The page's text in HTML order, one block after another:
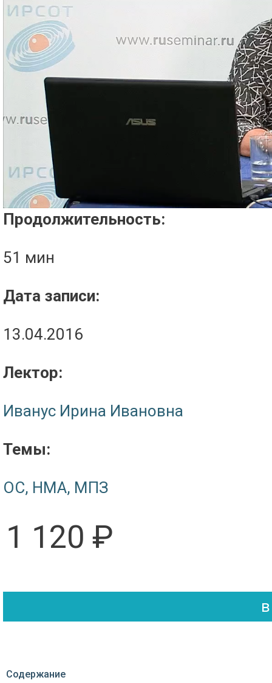
Продолжительность:
51 мин
Дата записи:
13.04.2016
Лектор:
Иванус Ирина Ивановна
Темы:
ОС, НМА, МПЗ
1 120 ₽
Содержание